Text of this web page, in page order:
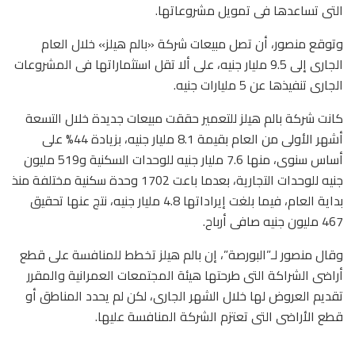
التى تساعدها فى تمويل مشروعاتها.
وتوقع منصور، أن تصل مبيعات شركة «بالم هيلز» خلال العام
الجارى إلى 9.5 مليار جنيه، على ألا تقل استثماراتها فى المشروعات
الجارى تنفيذها عن 5 مليارات جنيه.
كانت شركة بالم هيلز للتعمير حققت مبيعات جديدة خلال التسعة
أشهر الأولى من العام بقيمة 8.1 مليار جنيه، بزيادة 44% على
أساس سنوى، منها 7.6 مليار جنيه للوحدات السكنية و519 مليون
جنيه للوحدات التجارية، بعدما باعت 1702 وحدة سكنية مختلفة منذ
بداية العام، فيما بلغت إيراداتها 4.8 مليار جنيه، نتج عنها تحقيق
467 مليون جنيه صافى أرباح.
وقال منصور لـ”البورصة”، إن بالم هيلز تخطط للمنافسة على قطع
أراضى الشراكة التى طرحتها هيئة المجتمعات العمرانية والمقرر
تقديم العروض لها خلال الشهر الجارى، لكن لم يحدد المناطق أو
قطع الأراضى التى تعتزم الشركة المنافسة عليها.